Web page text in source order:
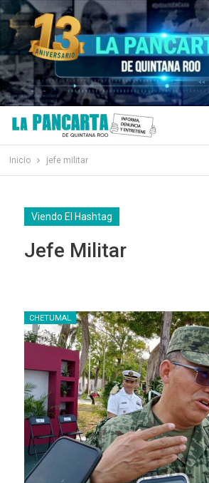
Inicio jefe militar
Viendo El Hashtag
Jefe Militar
CHETUMAL